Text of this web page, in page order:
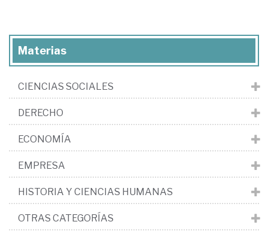
Materias
CIENCIAS SOCIALES
DERECHO
ECONOMÍA
EMPRESA
HISTORIA Y CIENCIAS HUMANAS
OTRAS CATEGORÍAS